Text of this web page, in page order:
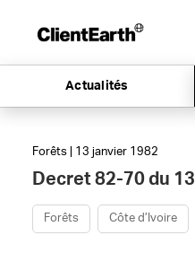
Actualités
Forêts | 13 janvier 1982
Decret 82-70 du
Forêts Côte d’Ivoire